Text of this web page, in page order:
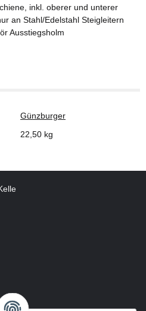
inkl. oberer und unterer
an Stahl/Edelstahl Steigleitern
Ausstiegsholm
Günzburger
22,50 kg